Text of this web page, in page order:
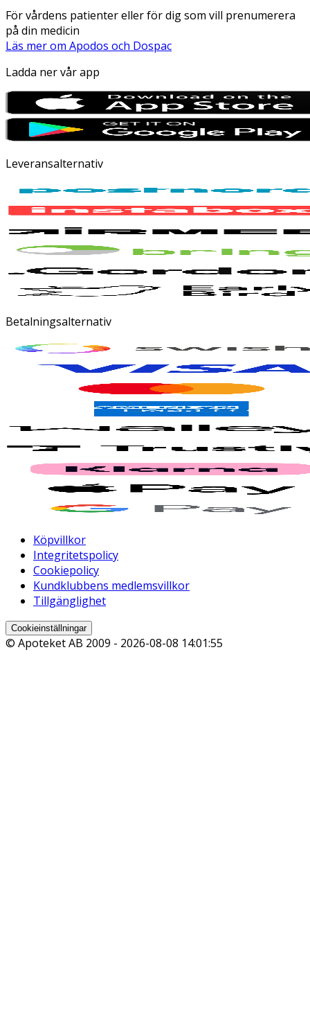
För vårdens patienter eller för dig som vill prenumerera
på din medicin
Läs mer om Apodos och Dospac
Ladda ner vår app
Leveransalternativ
Betalningsalternativ
Köpvillkor
Integritetspolicy
Cookiepolicy
Kundklubbens medlemsvillkor
Tillgänglighet
Cookieinställningar
© Apoteket AB 2009 - 2026-08-08 14:01:55